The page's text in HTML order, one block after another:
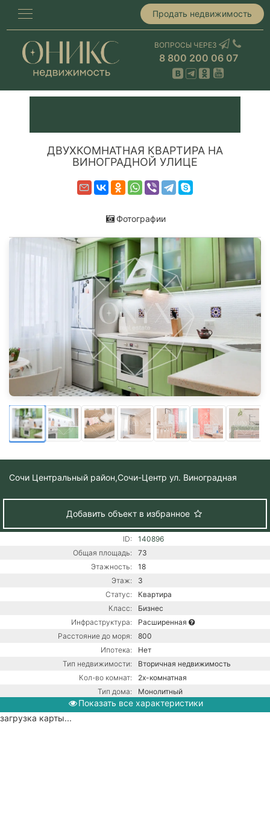
Продать недвижимость
ВОПРОСЫ ЧЕРЕЗ
8 800 200 06 07
ДВУХКОМНАТНАЯ КВАРТИРА НА
ВИНОГРАДНОЙ УЛИЦЕ
Фотографии
Сочи Центральный район,Сочи-Центр ул. Виноградная
Добавить объект в избранное
ID:
140896
Общая площадь:
73
Этажность:
18
Этаж:
3
Статус:
Квартира
Класс:
Бизнес
Инфраструктура:
Расширенная
Расстояние до моря:
800
Ипотека:
Нет
Тип недвижимости:
Вторичная недвижимость
Кол-во комнат:
2х-комнатная
Тип дома:
Монолитный
Вид из окон:
На улицу
Показать все характеристики
загрузка карты...